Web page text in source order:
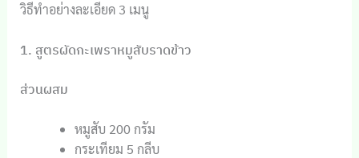
วิธีทำอย่างละเอียด 3 เมนู
1. สูตรผัดกะเพราหมูสับราดข้าว
ส่วนผสม
หมูสับ 200 กรัม
กระเทียม 5 กลีบ